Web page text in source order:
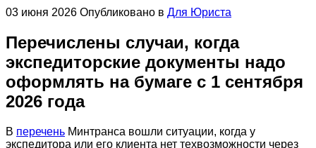
03 июня 2026 Опубликовано в Для Юриста
Перечислены случаи, когда
экспедиторские документы надо
оформлять на бумаге с 1 сентября
2026 года
В перечень Минтранса вошли ситуации, когда у
экспедитора или его клиента нет техвозможности через